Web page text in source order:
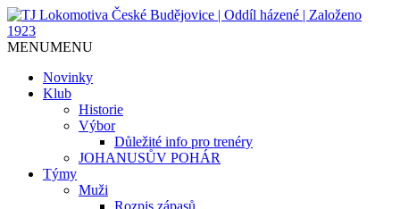
TJ Lokomotiva České
Budějovice | Oddíl házené |
Založeno 1923
Jediný házenkářský klub v Českých
MENUMENU
Novinky
Klub
Historie
Výbor
Důležité info pro trenéry
JOHANUSŮV POHÁR
Týmy
Muži
Rozpis zápasů